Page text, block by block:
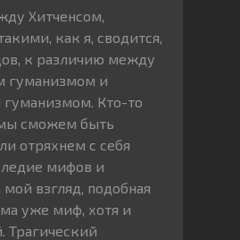
Хитченсом,
как я, сводится,
к различию между
гуманизмом и
гуманизмом. Кто-то
мы сможем быть
отряхнем с себя
мифов и
взгляд, подобная
уже миф, хотя и
Трагический